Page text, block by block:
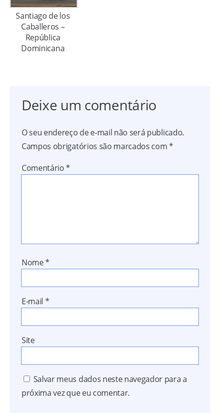
Santiago de los
Caballeros –
República
Dominicana
Deixe um comentário
O seu endereço de e-mail não será publicado.
Campos obrigatórios são marcados com*
Comentário*
Nome*
E-mail *
Site
Salvar meus dados neste navegador para a
próxima vez que eu comentar.